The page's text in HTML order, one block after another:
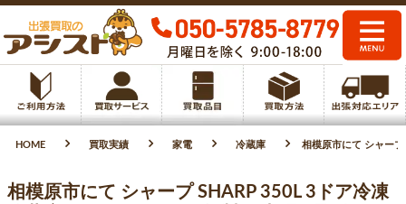
HOME 買取実績 家電 冷蔵庫 相模原市にて シャー
相模原市にて シャープ SHARP 350L 3ドア冷凍